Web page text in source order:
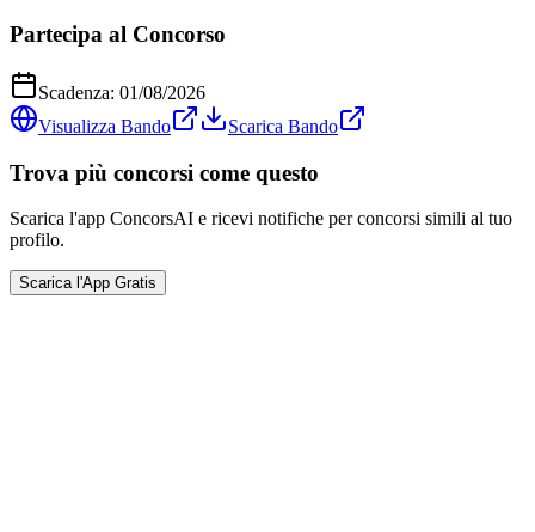
Partecipa al Concorso
Scadenza: 01/08/2026
Visualizza Bando
Scarica Bando
Trova più concorsi come questo
Scarica l'app ConcorsAI e ricevi notifiche per concorsi simili al tuo
profilo.
Scarica l'App Gratis